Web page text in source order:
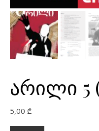
არილი 5
5,00 ₾